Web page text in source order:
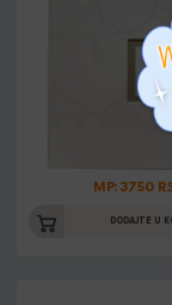
MP: 3750
DODAJTE U